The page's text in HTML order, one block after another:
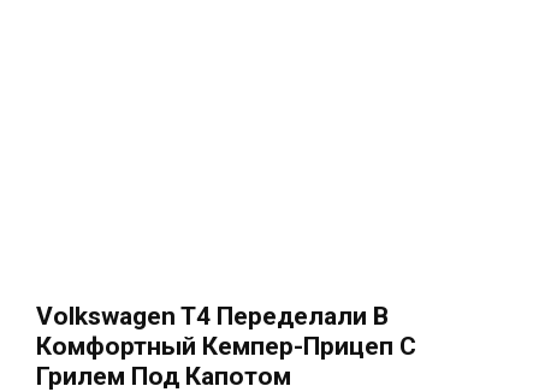
Volkswagen T4 Переделали В
Комфортный Кемпер-Прицеп С
Грилем Под Капотом